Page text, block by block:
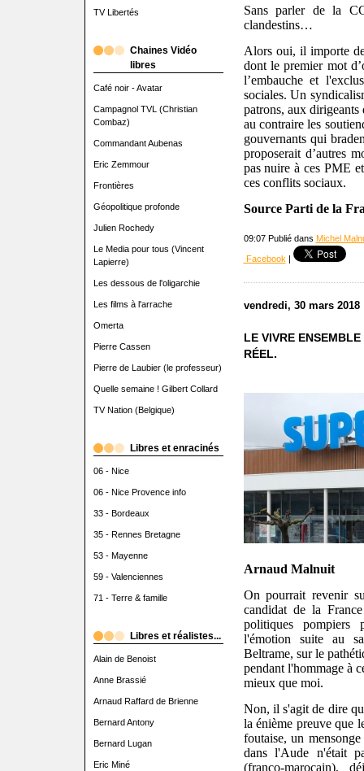
TV Libertés
Chaines Vidéo
libres
Café noir - Avatar
Campagnol TVL (Christian
Combaz)
Commandant Aubenas
Eric Zemmour
Frontières
Géopolitique profonde
Julien Rochedy
Le Media pour tous (Vincent
Lapierre)
Les dessous de l'oligarchie
Les films à l'arrache
Omerta
Pierre Cassen
Pierre de Laubier (le professeur)
Quelle semaine ! Gilbert Collard
TV Nation (Belgique)
Libres et enracinés
06 - Nice
06 - Nice Provence info
33 - Bordeaux
35 - Rennes Bretagne
53 - Mayenne
59 - Valenciennes
71 - Terre & famille
Libres et réalistes...
Alain de Benoist
Anne Brassié
Arnaud Raffard de Brienne
Bernard Antony
Bernard Lugan
Eric Miné
Sans parler de la
clandestins…
Alors oui, il importe
dont le premier mot
l’embauche et
sociales. Un
patrons, aux
au contraire les
gouvernants qui
proposerait d’autres
pas nuire à ces PME
ces conflits sociaux.
Source Parti de la
09:07 Publié dans Michel
Facebook |
vendredi, 30 mars 2018
LE VIVRE
RÉEL.
Arnaud Malnuit
On pourrait revenir
candidat de la
politiques pompiers
l'émotion suite au
Beltrame, sur le
pendant l'hommage à
mieux que moi.
Non, il s'agit de dire
la énième preuve que
foutaise, un
dans l'Aude n'était
(franco-marocain),